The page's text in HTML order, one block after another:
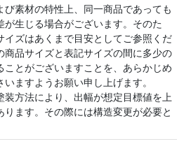
素材の特性上、同一商品であっても
が生じる場合がございます。そのた
イズはあくまで目安としてご参照くだ
商品サイズと表記サイズの間に多少の
ことがございますことを、あらかじめ
いますようお願い申し上げます。
方法により、出幅が想定目標値を上
ります。その際には構造変更が必要と